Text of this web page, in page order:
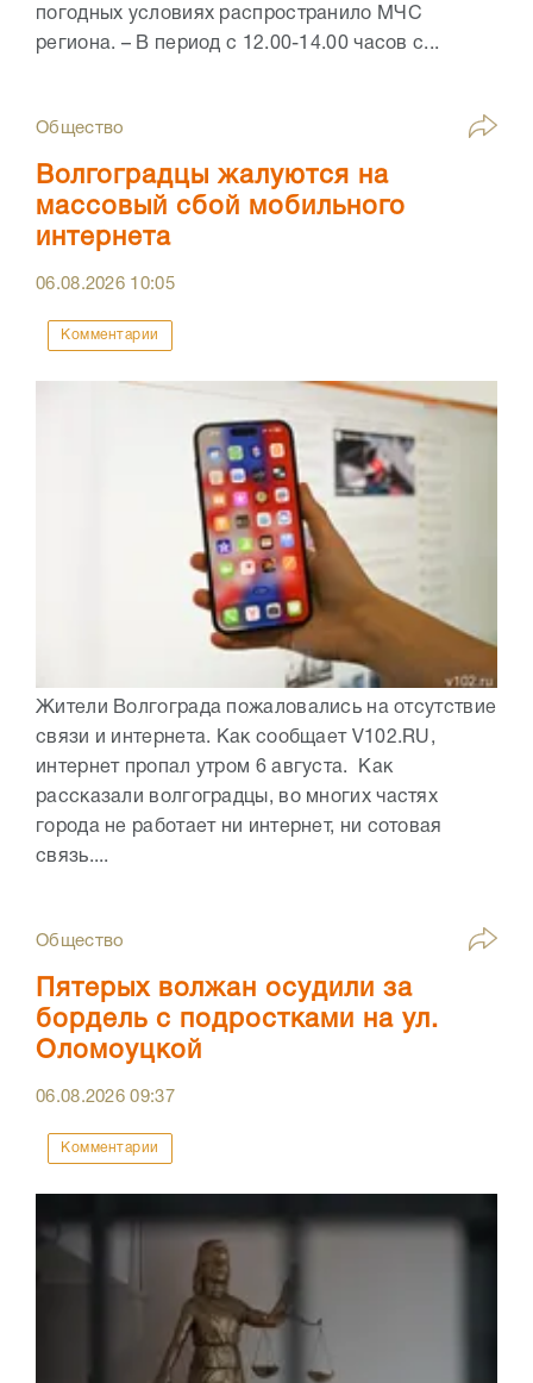
погодных условиях распространило МЧС
региона. – В период с 12.00-14.00 часов с...
Общество
Волгоградцы жалуются на
массовый сбой мобильного
интернета
06.08.2026 10:05
Комментарии
Жители Волгограда пожаловались на отсутствие
связи и интернета. Как сообщает V102.RU,
интернет пропал утром 6 августа. Как
рассказали волгоградцы, во многих частях
города не работает ни интернет, ни сотовая
связь....
Общество
Пятерых волжан осудили за
бордель с подростками на ул.
Оломоуцкой
06.08.202609:37
Комментарии